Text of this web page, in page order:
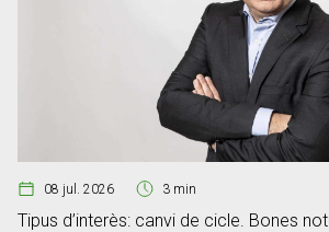
08 jul. 2026 3 min
Tipus d’interès: canvi de cicle. Bones